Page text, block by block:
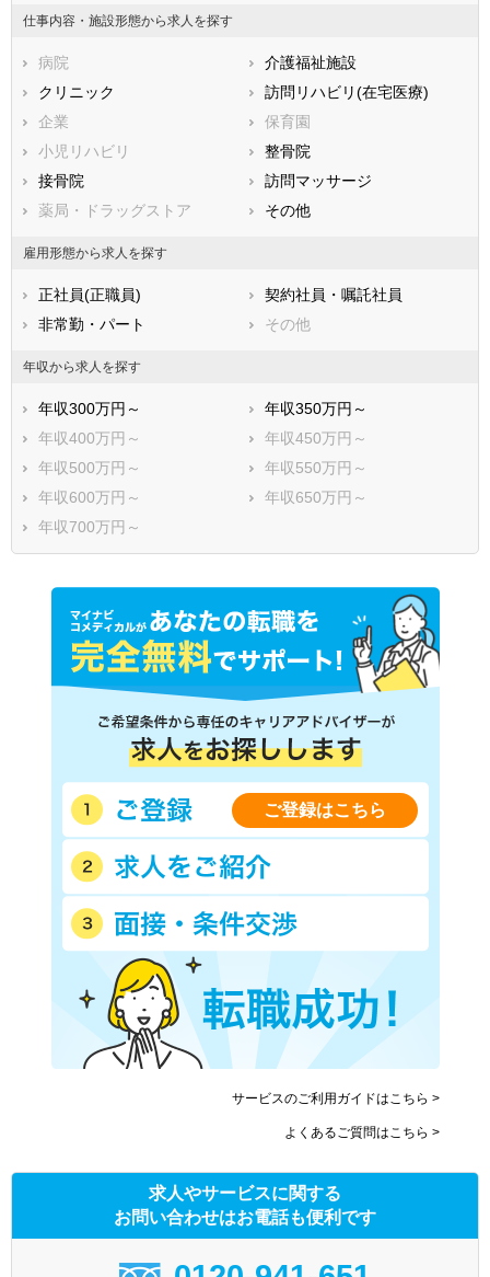
石川県
福井県
静岡県
三重県
滋賀県
大阪府
兵庫県
鳥取県
広島県
徳島県
香川県
愛媛県
鹿児島県
仕事内容・施設形態から求人を探す
病院
介護福祉施設
クリニック
訪問リハビリ(在宅医療)
企業
保育園
小児リハビリ
整骨院
接骨院
訪問マッサージ
薬局・ドラッグストア
その他
雇用形態から求人を探す
正社員(正職員)
契約社員・嘱託社員
非常勤・パート
その他
年収から求人を探す
年収300万円～
年収350万円～
年収400万円～
年収450万円～
年収500万円～
年収550万円～
年収600万円～
年収650万円～
年収700万円～
ご登録はこちら
サービスのご利用ガイドはこちら >
よくあるご質問はこちら >
求人やサービスに関する
お問い合わせはお電話も便利です